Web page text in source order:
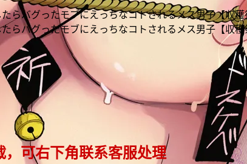
らバグったモブにえっちなコトされるメス男子【収穫
らバグったモブにえっちなコトされるメス男子【収穫
，可右下角联系客服处理